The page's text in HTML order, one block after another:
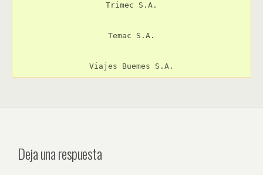
Trimec S.A.
Temac S.A.
Viajes Buemes S.A.
Deja una respuesta